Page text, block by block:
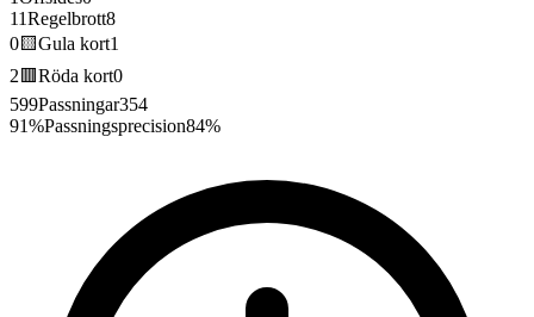
11Regelbrott8
0🟨Gula kort1
2 🟥Röda kort0
599Passningar354
91%Passningsprecision84%